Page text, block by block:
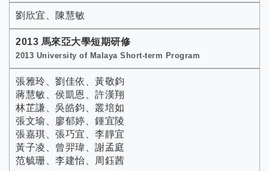
劉欣宜、陳慧敏
2013 馬來亞大學短期研修
2013 University of Malaya Short-term Program
張雅玲、劉佳依、黃敬鈞
蔣慧敏、侯凱恩、許漢翔
林芷謙、吳皓鈞、叢培如
張文瑜、廖郁婷、鍾宜陵
張嘉琪、張巧宜、李靜宜
黃子凌、曾羿瑋、謝孟庭
范毓珊、李建怡、周鈺茜